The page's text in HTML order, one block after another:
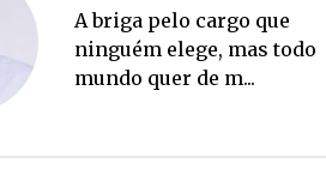
Ponte Anita Garibaldi virou
palanque eleitoral